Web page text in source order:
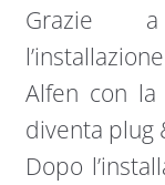
Grazie a
Alfen con la
diventa plug
Dopo